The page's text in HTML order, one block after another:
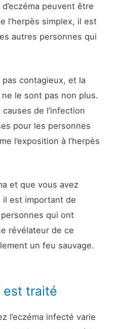
peuvent être
l’herpès simplex, il est
autres personnes qui
pas contagieux, et la
le sont pas non plus.
de l’infection
pour les personnes
l’exposition à l’herpès
et que vous avez
il est important de
qui ont
révélateur de ce
un feu sauvage.
est traité
l’eczéma infecté varie